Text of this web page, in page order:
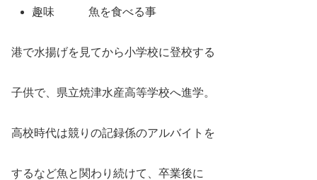
趣味 魚を食べる事
港で水揚げを見てから小学校に登校する
子供で、県立焼津水産高等学校へ進学。
高校時代は競りの記録係のアルバイトを
するなど魚と関わり続けて、卒業後に